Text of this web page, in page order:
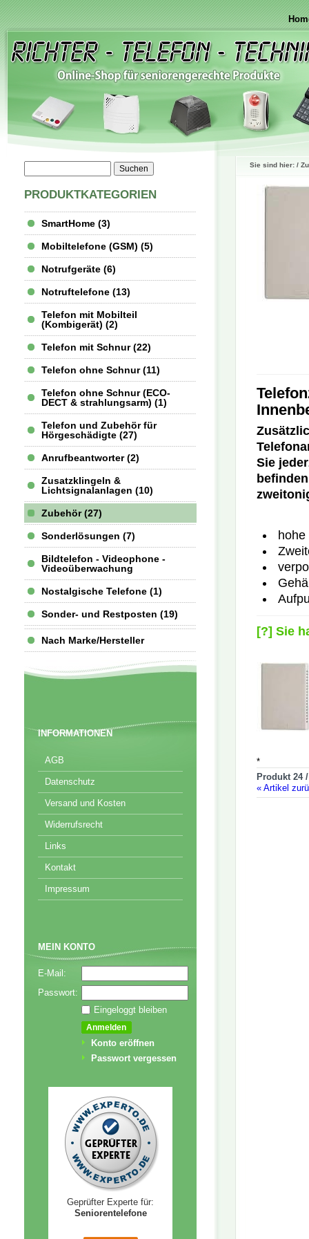
PRODUKTKATEGORIEN
SmartHome (3)
Mobiltelefone (GSM) (5)
Notrufgeräte (6)
Notruftelefone (13)
Telefon mit Mobilteil
(Kombigerät) (2)
Telefon mit Schnur (22)
Telefon ohne Schnur (11)
Telefon ohne Schnur (ECO-
DECT & strahlungsarm) (1)
Telefon und Zubehör für
Hörgeschädigte (27)
Anrufbeantworter (2)
Zusatzklingeln &
Lichtsignalanlagen (10)
Zubehör (27)
Sonderlösungen (7)
Bildtelefon - Videophone -
Videoüberwachung
Nostalgische Telefone (1)
Sonder- und Restposten (19)
Nach Marke/Hersteller
INFORMATIONEN
AGB
Datenschutz
Versand und Kosten
Widerrufsrecht
Links
Kontakt
Impressum
MEIN KONTO
E-Mail:
Passwort:
Eingeloggt bleiben
Konto eröffnen
Passwort vergessen
Geprüfter Experte für:
Seniorentelefone
Sie sind hier: /
Sie
hohe
[?] Sie
*
Produkt 24
« Artikel